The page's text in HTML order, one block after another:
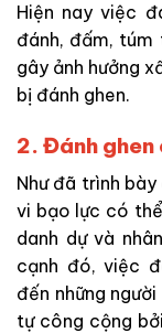
Hiện nay việc
đánh, đấm,
gây ảnh hưởng
bị đánh ghen.
2. Đánh
Như đã trình bày
vi bạo lực có
danh dự và
cạnh đó, việc
đến những
tự công cộng